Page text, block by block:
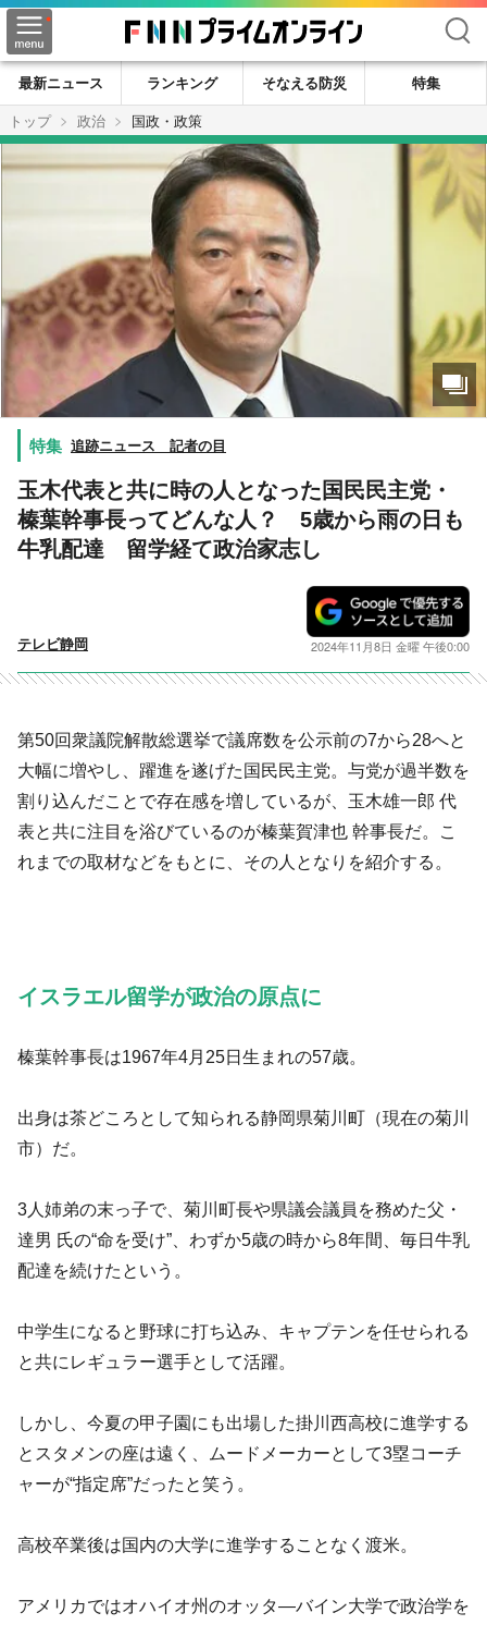
検索
最新ニュース ランキング そなえる防災
特集
トップ
政治 国政・政策
追跡ニュース 記者の目
玉木代表と共に時の人となった国民民主党・
榛葉幹事長ってどんな人？ 5歳から雨の日も
牛乳配達 留学経て政治家志し
テレビ静岡 2024年11月8日 金曜 午後0:00
第50回衆議院解散総選挙で議席数を公示前の7から28へと
大幅に増やし、躍進を遂げた国民民主党。与党が過半数を
割り込んだことで存在感を増しているが、玉木雄一郎 代
表と共に注目を浴びているのが榛葉賀津也 幹事長だ。こ
れまでの取材などをもとに、その人となりを紹介する。
イスラエル留学が政治の原点に
榛葉幹事長は1967年4月25日生まれの57歳。
出身は茶どころとして知られる静岡県菊川町（現在の菊川
市）だ。
3人姉弟の末っ子で、菊川町長や県議会議員を務めた父・
達男 氏の“命を受け”、わずか5歳の時から8年間、毎日牛乳
配達を続けたという。
中学生になると野球に打ち込み、キャプテンを任せられる
と共にレギュラー選手として活躍。
しかし、今夏の甲子園にも出場した掛川西高校に進学する
とスタメンの座は遠く、ムードメーカーとして3塁コーチ
ャーが“指定席”だったと笑う。
高校卒業後は国内の大学に進学することなく渡米。
アメリカではオハイオ州のオッタ―バイン大学で政治学を